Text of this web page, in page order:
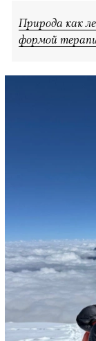
Природа как
формой